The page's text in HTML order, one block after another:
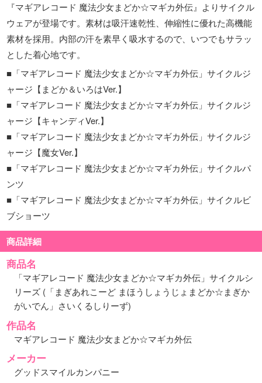
『マギアレコード 魔法少女まどか☆マギカ外伝』よりサイクル
ウェアが登場です。素材は吸汗速乾性、伸縮性に優れた高機能
素材を採用。内部の汗を素早く吸水するので、いつでもサラッ
とした着心地です。
■「マギアレコード 魔法少女まどか☆マギカ外伝」サイクルジ
ャージ【まどか＆いろはVer.】
■「マギアレコード 魔法少女まどか☆マギカ外伝」サイクルジ
ャージ【キャンディVer.】
■「マギアレコード 魔法少女まどか☆マギカ外伝」サイクルジ
ャージ【魔女Ver.】
■「マギアレコード 魔法少女まどか☆マギカ外伝」サイクルパ
ンツ
■「マギアレコード 魔法少女まどか☆マギカ外伝」サイクルビ
ブショーツ
商品詳細
商品名
「マギアレコード 魔法少女まどか☆マギカ外伝」サイクルシ
リーズ (「まぎあれこーど まほうしょうじょまどか☆まぎか
がいでん」さいくるしりーず)
作品名
マギアレコード 魔法少女まどか☆マギカ外伝
メーカー
グッドスマイルカンパニー